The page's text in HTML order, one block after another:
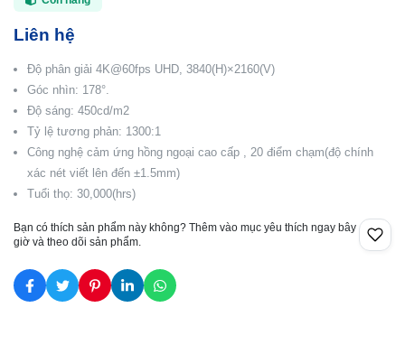
Liên hệ
Độ phân giải 4K@60fps UHD, 3840(H)×2160(V)
Góc nhìn: 178°.
Độ sáng: 450cd/m2
Tỷ lệ tương phản: 1300:1
Công nghệ cảm ứng hồng ngoại cao cấp , 20 điểm chạm(độ chính
xác nét viết lên đến ±1.5mm)
Tuổi thọ: 30,000(hrs)
Bạn có thích sản phẩm này không? Thêm vào mục yêu thích ngay bây
giờ và theo dõi sản phẩm.